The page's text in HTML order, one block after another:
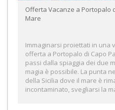
Offerta Vacanze a Portopalo
Mare
Immaginarsi proiettati in una
offerta a Portopalo di Capo
passi dalla spiaggia dei due
magia è possibile. La punta
della Sicilia dove il mare è
incontaminato, svegliarsi la